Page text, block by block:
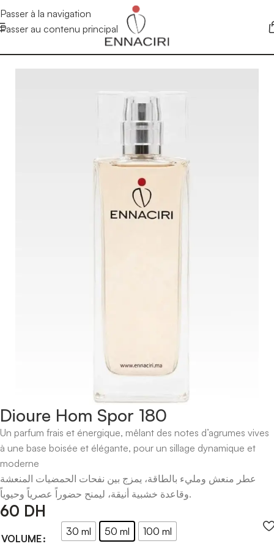
Passer à la navigation
Passer au contenu principal
Dioure Hom Spor 180
Un parfum frais et énergique, mêlant des notes d’agrumes vives
à une base boisée et élégante, pour un sillage dynamique et
moderne
عطر منعش ومليء بالطاقة، يمزج بين نفحات الحمضيات المنعشة
وقاعدة خشبية أنيقة، ليمنح حضوراً عصرياً وحيوياً.
60 DH
VOLUME
30 ml 50 ml 100 ml